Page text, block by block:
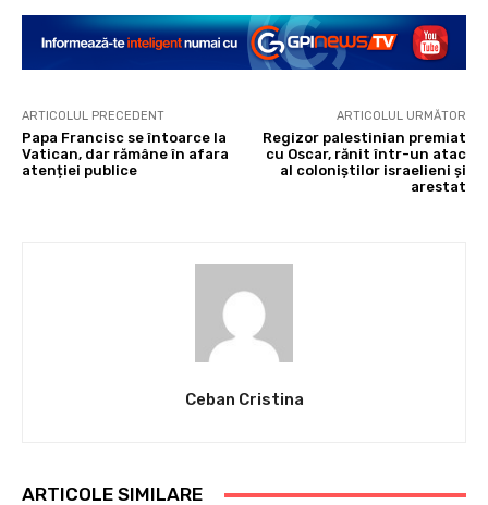
ARTICOLUL PRECEDENT
Papa Francisc se întoarce la
Vatican, dar rămâne în afara
atenției publice
ARTICOLUL URMĂTOR
Regizor palestinian premiat
cu Oscar, rănit într-un atac
al coloniștilor israelieni și
arestat
Ceban Cristina
ARTICOLE SIMILARE